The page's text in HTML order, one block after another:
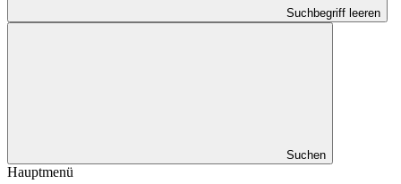
Suchbegriff leeren
Suchen
Hauptmenü